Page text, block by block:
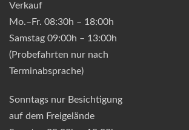
Verkauf
Mo.–Fr. 08:30h – 18:00h
Samstag 09:00h – 13:00h
(Probefahrten nur nach
Terminabsprache)
Sonntags nur Besichtigung
auf dem Freigelände